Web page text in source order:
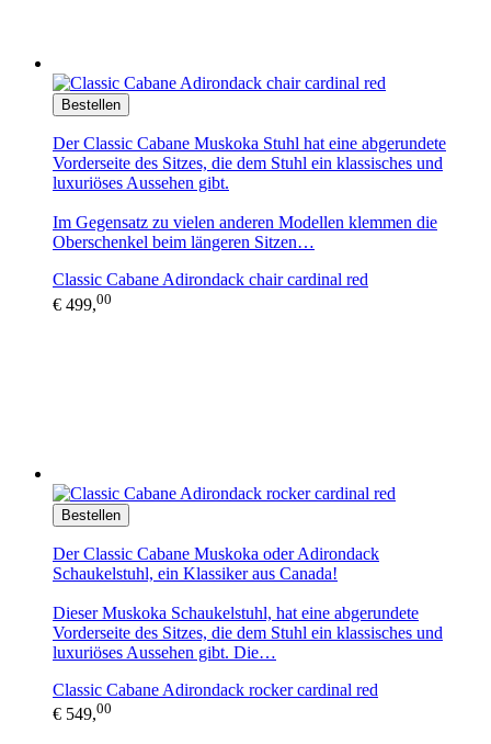
Bestellen
Der Classic Cabane Muskoka Stuhl hat eine abgerundete
Vorderseite des Sitzes, die dem Stuhl ein klassisches und
luxuriöses Aussehen gibt.
Im Gegensatz zu vielen anderen Modellen klemmen die
Oberschenkel beim längeren Sitzen…
Classic Cabane Adirondack chair cardinal red
€ 499,00
Bestellen
Der Classic Cabane Muskoka oder Adirondack
Schaukelstuhl, ein Klassiker aus Canada!
Dieser Muskoka Schaukelstuhl, hat eine abgerundete
Vorderseite des Sitzes, die dem Stuhl ein klassisches und
luxuriöses Aussehen gibt. Die…
Classic Cabane Adirondack rocker cardinal red
€ 549,00